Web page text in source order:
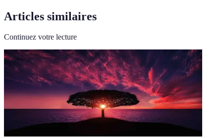
Articles similaires
Continuez votre lecture